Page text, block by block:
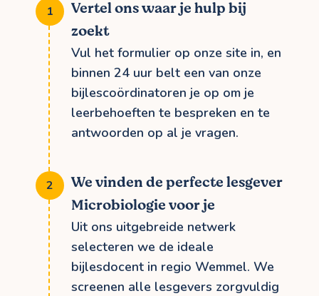
Vertel ons waar je hulp bij
zoekt
Vul het formulier op onze site in, en
binnen 24 uur belt een van onze
bijlescoördinatoren je op om je
leerbehoeften te bespreken en te
antwoorden op al je vragen.
We vinden de perfecte lesgever
Microbiologie voor je
Uit ons uitgebreide netwerk
selecteren we de ideale
bijlesdocent in regio Wemmel. We
screenen alle lesgevers zorgvuldig